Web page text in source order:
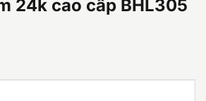
24k cao cấp BHL305